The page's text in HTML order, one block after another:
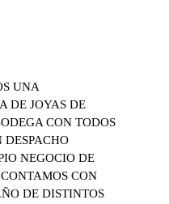
UNA
DE JOYAS DE
CON TODOS
DESPACHO
NEGOCIO DE
CONTAMOS CON
DE DISTINTOS